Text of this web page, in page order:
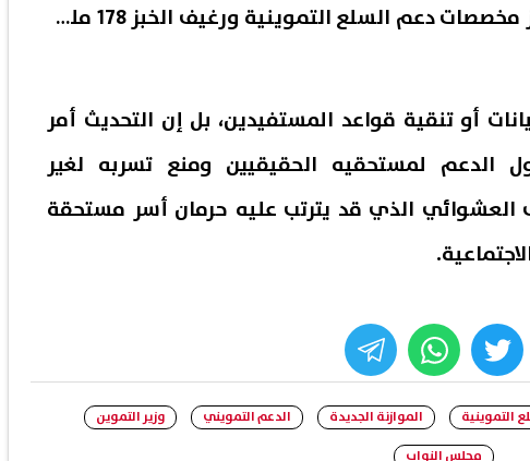
الموازنة الجديدة، كما تتجاوز مخصصات دعم السلع التموينية ورغيف الخبز 178 مليار
أو تنقية قواعد المستفيدين، بل إن التحديث أمر
الدعم لمستحقيه الحقيقيين ومنع تسربه لغير
العشوائي الذي قد يترتب عليه حرمان أسر مستحقة
twitter
whats
التموينية الموازنة الجديدة الدعم التمويني
وزير التموين
مجلس النواب